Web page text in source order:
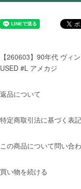
【260603】90年代 ヴィ
USED #L アメカジ
返品について
特定商取引法に基づく表記
この商品について問い合
買い物を続ける